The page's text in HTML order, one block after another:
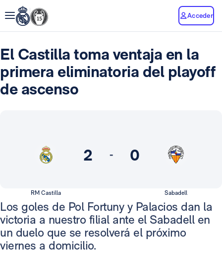
Acceder
El Castilla toma ventaja en la
primera eliminatoria del playoff
de ascenso
2 - 0
RM Castilla Sabadell
Los goles de Pol Fortuny y Palacios dan la
victoria a nuestro filial ante el Sabadell en
un duelo que se resolverá el próximo
viernes a domicilio.